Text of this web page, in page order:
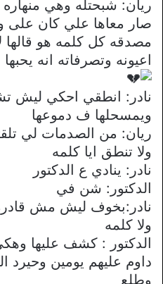
ريان: شبحتله وهي
صار معاها علي كان على
مصدقه كل كلمه هو قالها
اعيونه وتصرفاته انه
نادر: انطقي احكي ليش
ويمسحلها ف دموعها
ريان: من الصدمات لي
ولا تنطق ايا كلمه
نادر: ينادي ع الدكتور
الدكتور: شن في
نادر:بخوف ليش مش
ولا كلمه
الدكتور : كشف عليها
داوم عليهم يومين
وطلع